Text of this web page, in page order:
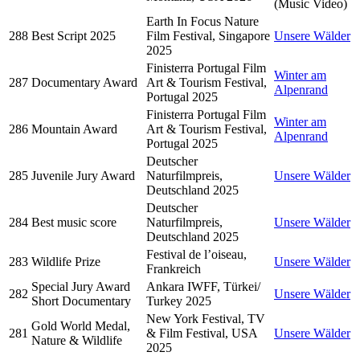
(Music Video)
288 Best Script 2025
Earth In Focus Nature
Film Festival, Singapore
2025
Unsere Wälder
287 Documentary Award
Finisterra Portugal Film
Art & Tourism Festival,
Portugal 2025
Winter am
Alpenrand
286 Mountain Award
Finisterra Portugal Film
Art & Tourism Festival,
Portugal 2025
Winter am
Alpenrand
285 Juvenile Jury Award
Deutscher
Naturfilmpreis,
Deutschland 2025
Unsere Wälder
284 Best music score
Deutscher
Naturfilmpreis,
Deutschland 2025
Unsere Wälder
283 Wildlife Prize
Festival de l’oiseau,
Frankreich
Unsere Wälder
282
Special Jury Award
Short Documentary
Ankara IWFF, Türkei/
Turkey 2025
Unsere Wälder
281
Gold World Medal,
Nature & Wildlife
New York Festival, TV
& Film Festival, USA
2025
Unsere Wälder